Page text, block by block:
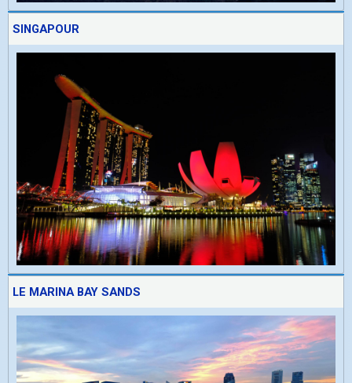
SINGAPOUR
LE MARINA BAY SANDS